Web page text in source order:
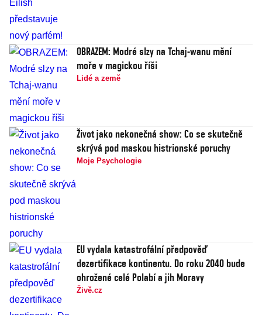
OBRAZEM: Modré slzy na Tchaj-wanu mění
moře v magickou říši
Lidé a země
Život jako nekonečná show: Co se skutečně
skrývá pod maskou histrionské poruchy
Moje Psychologie
EU vydala katastrofální předpověď
dezertifikace kontinentu. Do roku 2040 bude
ohrožené celé Polabí a jih Moravy
Živě.cz